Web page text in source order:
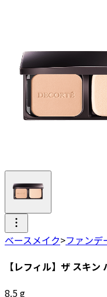
ベースメイク>ファンデ
【レフィル】ザ スキ
8.5g